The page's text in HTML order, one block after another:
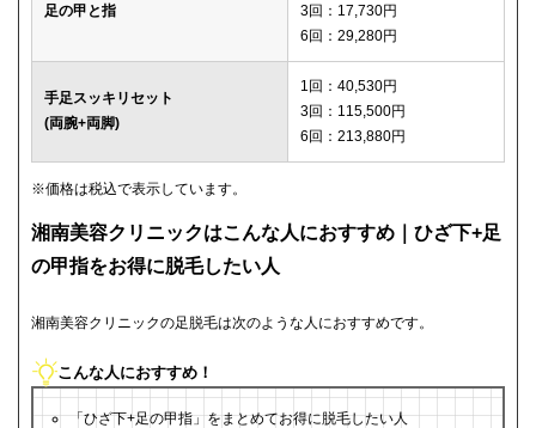
足の甲と指
3回：17,730円
6回：29,280円
手足スッキリセット
(両腕+両脚)
1回：40,530円
3回：115,500円
6回：213,880円
※価格は税込で表示しています。
湘南美容クリニックはこんな人におすすめ｜ひざ下+足
の甲指をお得に脱毛したい人
湘南美容クリニックの足脱毛は次のような人におすすめです。
こんな人におすすめ！
「ひざ下+足の甲指」をまとめてお得に脱毛したい人